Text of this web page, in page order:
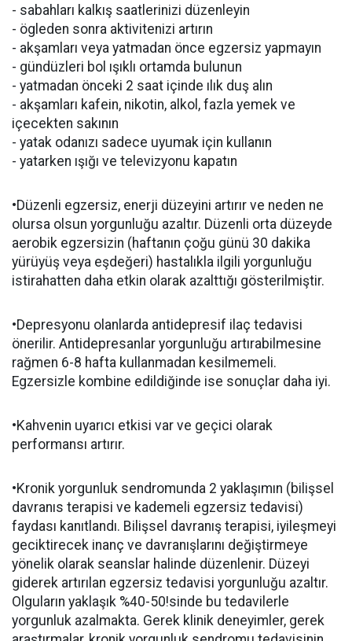
- sabahları kalkış saatlerinizi düzenleyin
- ögleden sonra aktivitenizi artırın
- akşamları veya yatmadan önce egzersiz yapmayın
- gündüzleri bol ışıklı ortamda bulunun
- yatmadan önceki 2 saat içinde ılık duş alın
- akşamları kafein, nikotin, alkol, fazla yemek ve
içecekten sakının
- yatak odanızı sadece uyumak için kullanın
- yatarken ışığı ve televizyonu kapatın
•Düzenli egzersiz, enerji düzeyini artırır ve neden ne
olursa olsun yorgunluğu azaltır. Düzenli orta düzeyde
aerobik egzersizin (haftanın çoğu günü 30 dakika
yürüyüş veya eşdeğeri) hastalıkla ilgili yorgunluğu
istirahatten daha etkin olarak azalttığı gösterilmiştir.
•Depresyonu olanlarda antidepresif ilaç tedavisi
önerilir. Antidepresanlar yorgunluğu artırabilmesine
rağmen 6-8 hafta kullanmadan kesilmemeli.
Egzersizle kombine edildiğinde ise sonuçlar daha iyi.
•Kahvenin uyarıcı etkisi var ve geçici olarak
performansı artırır.
•Kronik yorgunluk sendromunda 2 yaklaşımın (bilişsel
davranıs terapisi ve kademeli egzersiz tedavisi)
faydası kanıtlandı. Bilişsel davranış terapisi, iyileşmeyi
geciktirecek inanç ve davranışlarını değiştirmeye
yönelik olarak seanslar halinde düzenlenir. Düzeyi
giderek artırılan egzersiz tedavisi yorgunluğu azaltır.
Olguların yaklaşık %40-50!sinde bu tedavilerle
yorgunluk azalmakta. Gerek klinik deneyimler, gerek